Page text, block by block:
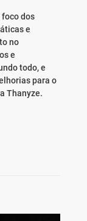
dos
e
no
e
todo, e
para o
Thanyze.